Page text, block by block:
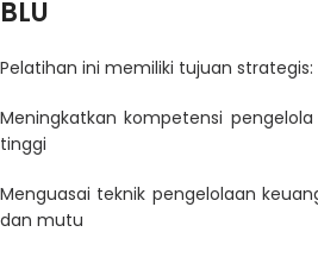
BLU
Pelatihan ini memiliki tujuan strategis:
Meningkatkan kompetensi
tinggi
Menguasai teknik pengelolaan
dan mutu